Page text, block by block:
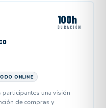
100h
DURACIÓN
ONLINE
una visión
de compras y